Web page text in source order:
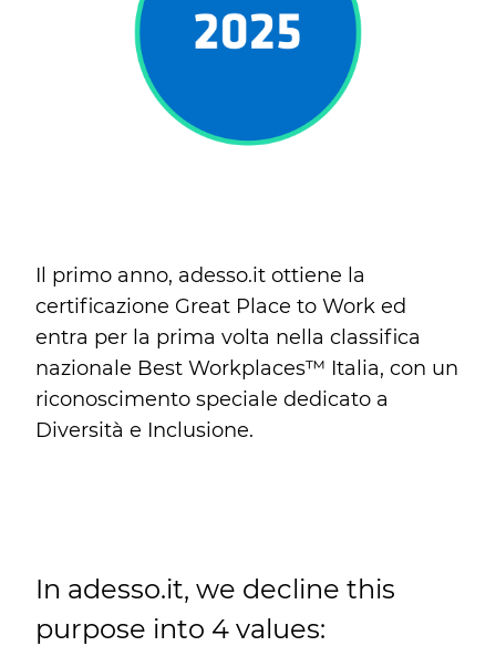
Il primo anno, adesso.it ottiene la
certificazione Great Place to Work ed
entra per la prima volta nella classifica
nazionale Best Workplaces™ Italia, con un
riconoscimento speciale dedicato a
Diversità e Inclusione.
In adesso.it, we decline this
purpose into 4 values: